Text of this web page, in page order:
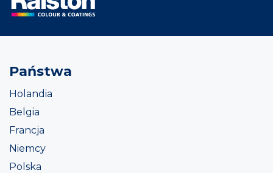
Państwa
Holandia
Belgia
Francja
Niemcy
Polska